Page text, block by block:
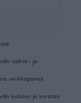
vaihto- ja
verkkopankit,
kuluton ja koroton